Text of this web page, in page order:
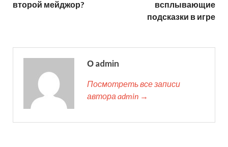
второй мейджор?
всплывающие
подсказки в игре
О admin
Посмотреть все записи
автора admin →